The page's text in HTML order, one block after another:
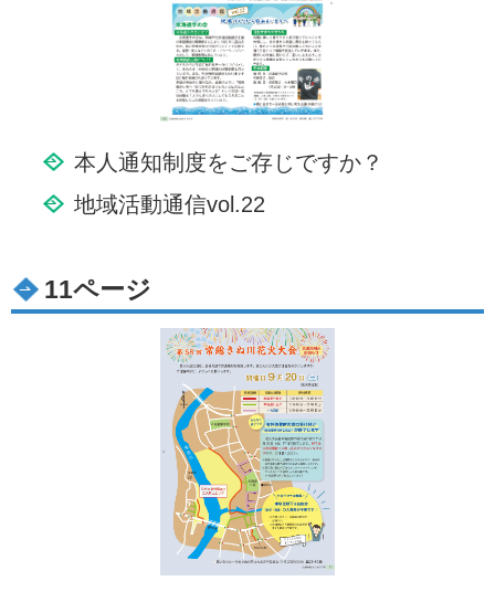
本人通知制度をご存じですか？
地域活動通信vol.22
11ページ